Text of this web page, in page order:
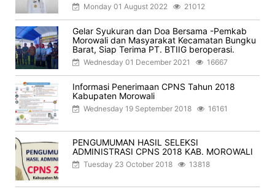
Monday 01 August 2022 21012
Gelar Syukuran dan Doa Bersama -Pemkab
Morowali dan Masyarakat Kecamatan Bungku
Barat, Siap Terima PT. BTIIG beroperasi.
Wednesday 01 December 2021 16667
Informasi Penerimaan CPNS Tahun 2018
Kabupaten Morowali
Wednesday 19 September 2018 16161
PENGUMUMAN HASIL SELEKSI
ADMINISTRASI CPNS 2018 KAB. MOROWALI
Tuesday 23 October 2018 13818